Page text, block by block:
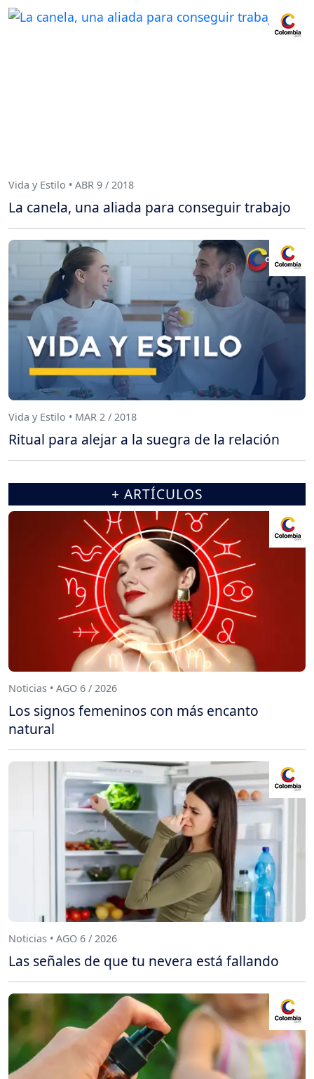
Vida y Estilo • ABR 9 / 2018
La canela, una aliada para conseguir trabajo
Vida y Estilo • MAR 2 / 2018
Ritual para alejar a la suegra de la relación
+ ARTÍCULOS
Noticias • AGO 6 / 2026
Los signos femeninos con más encanto
natural
Noticias • AGO 6 / 2026
Las señales de que tu nevera está fallando